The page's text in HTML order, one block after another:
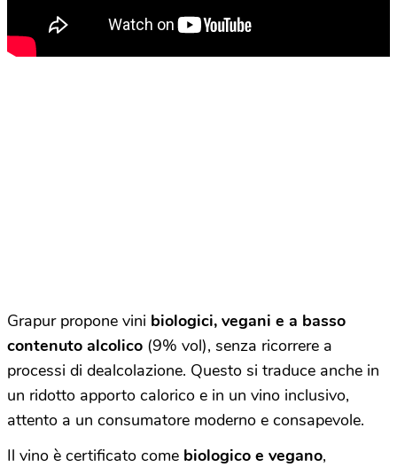
Grapur propone vini biologici, vegani e a basso
contenuto alcolico (9% vol), senza ricorrere a
processi di dealcolazione. Questo si traduce anche in
un ridotto apporto calorico e in un vino inclusivo,
attento a un consumatore moderno e consapevole.
Il vino è certificato come biologico e vegano,